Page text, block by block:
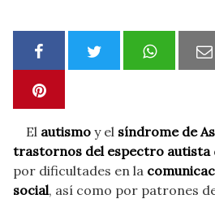
El autismo y el síndrome de
trastornos del espectro autista
por dificultades en la
social, así como por patrones